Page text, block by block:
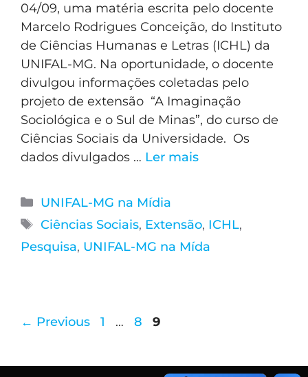
04/09, uma matéria escrita pelo docente
Marcelo Rodrigues Conceição, do Instituto
de Ciências Humanas e Letras (ICHL) da
UNIFAL-MG. Na oportunidade, o docente
divulgou informações coletadas pelo
projeto de extensão “A Imaginação
Sociológica e o Sul de Minas”, do curso de
Ciências Sociais da Universidade. Os
dados divulgados … Ler mais
UNIFAL-MG na Mídia
Ciências Sociais, Extensão, ICHL,
Pesquisa, UNIFAL-MG na Mída
← Previous 1 … 8 9